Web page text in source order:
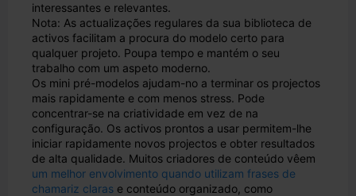
interessantes e relevantes.
Nota: As actualizações regulares da sua biblioteca de
activos facilitam a procura do modelo certo para
qualquer projeto. Poupa tempo e mantém o seu
trabalho com um aspeto moderno.
Os mini pré-modelos ajudam-no a terminar os projectos
mais rapidamente e com menos stress. Pode
concentrar-se na criatividade em vez de na
configuração. Os activos prontos a usar permitem-lhe
iniciar rapidamente novos projectos e obter resultados
de alta qualidade. Muitos criadores de conteúdo vêem
um melhor envolvimento quando utilizam frases de
chamariz claras e conteúdo organizado, como